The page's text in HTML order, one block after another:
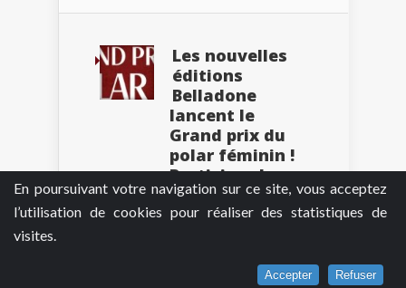
En poursuivant votre navigation sur ce site, vous acceptez
l’utilisation de cookies pour réaliser des statistiques de
visites.
Accepter Refuser
Les nouvelles
éditions
Belladone
lancent le
Grand prix du
polar féminin !
Participez !
2 mars 2026
engagée au